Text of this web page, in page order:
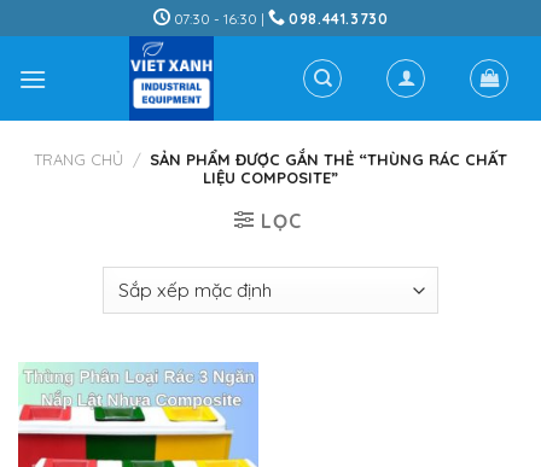
to
content
07:30 - 16:30 | 098.441.3730
TRANG CHỦ / SẢN PHẨM ĐƯỢC GẮN THẺ “THÙNG RÁC CHẤT
LIỆU COMPOSITE”
LỌC